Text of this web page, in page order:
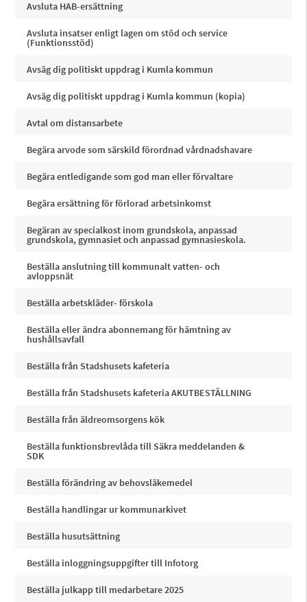
Avsluta HAB-ersättning
Avsluta insatser enligt lagen om stöd och service
(Funktionsstöd)
Avsäg dig politiskt uppdrag i Kumla kommun
Avsäg dig politiskt uppdrag i Kumla kommun (kopia)
Avtal om distansarbete
Begära arvode som särskild förordnad vårdnadshavare
Begära entledigande som god man eller förvaltare
Begära ersättning för förlorad arbetsinkomst
Begäran av specialkost inom grundskola, anpassad
grundskola, gymnasiet och anpassad gymnasieskola.
Beställa anslutning till kommunalt vatten- och
avloppsnät
Beställa arbetskläder- förskola
Beställa eller ändra abonnemang för hämtning av
hushållsavfall
Beställa från Stadshusets kafeteria
Beställa från Stadshusets kafeteria AKUTBESTÄLLNING
Beställa från äldreomsorgens kök
Beställa funktionsbrevlåda till Säkra meddelanden &
SDK
Beställa förändring av behovsläkemedel
Beställa handlingar ur kommunarkivet
Beställa husutsättning
Beställa inloggningsuppgifter till Infotorg
Beställa julkapp till medarbetare 2025